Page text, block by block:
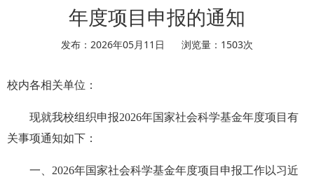
年度项目申报的通知
发布：2026年05月11日 浏览量： 1503次
校内各相关单位：
现就我校组织申报2026年国家社会科学基金年度项目有
关事项通知如下：
一、2026年国家社会科学基金年度项目申报工作以习近